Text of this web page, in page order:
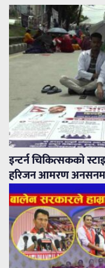
इन्टर्न चिकित्सकको
हरिजन आमरण